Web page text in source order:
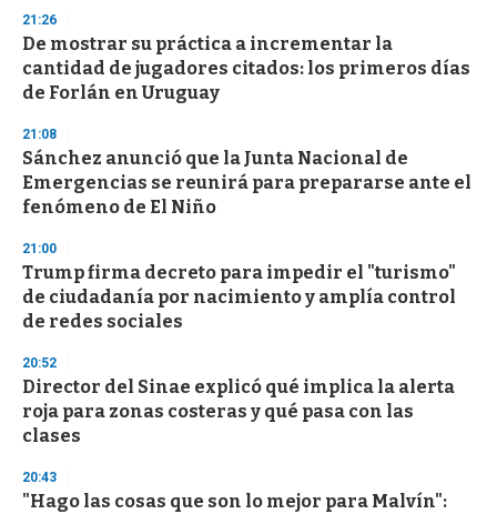
3
s
c
o
d
s
21:26
De mostrar su práctica a incrementar la
cantidad de jugadores citados: los primeros días
de Forlán en Uruguay
21:08
Sánchez anunció que la Junta Nacional de
Emergencias se reunirá para prepararse ante el
fenómeno de El Niño
21:00
Trump firma decreto para impedir el "turismo"
de ciudadanía por nacimiento y amplía control
de redes sociales
20:52
Director del Sinae explicó qué implica la alerta
roja para zonas costeras y qué pasa con las
clases
20:43
"Hago las cosas que son lo mejor para Malvín":